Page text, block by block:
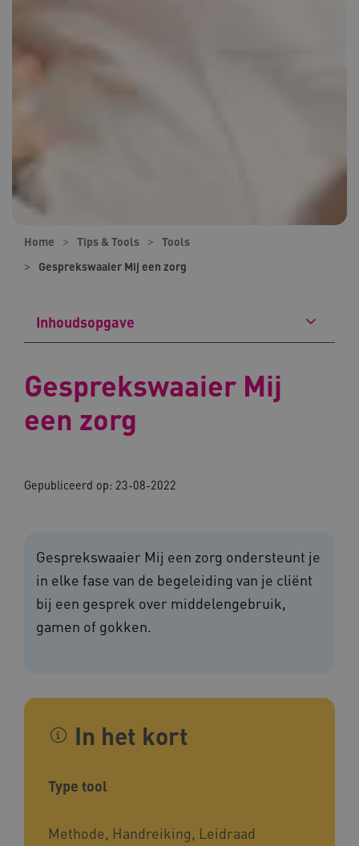
Home Tips & Tools
Tools
Gesprekswaaier Mij een zorg
Inhoudsopgave
Gesprekswaaier Mij
een zorg
Gepubliceerd op: 23-08-2022
Gesprekswaaier Mij een zorg ondersteunt je
in elke fase van de begeleiding van je cliënt
bij een gesprek over middelengebruik,
gamen of gokken.
In het kort
Type tool
Methode, Handreiking, Leidraad